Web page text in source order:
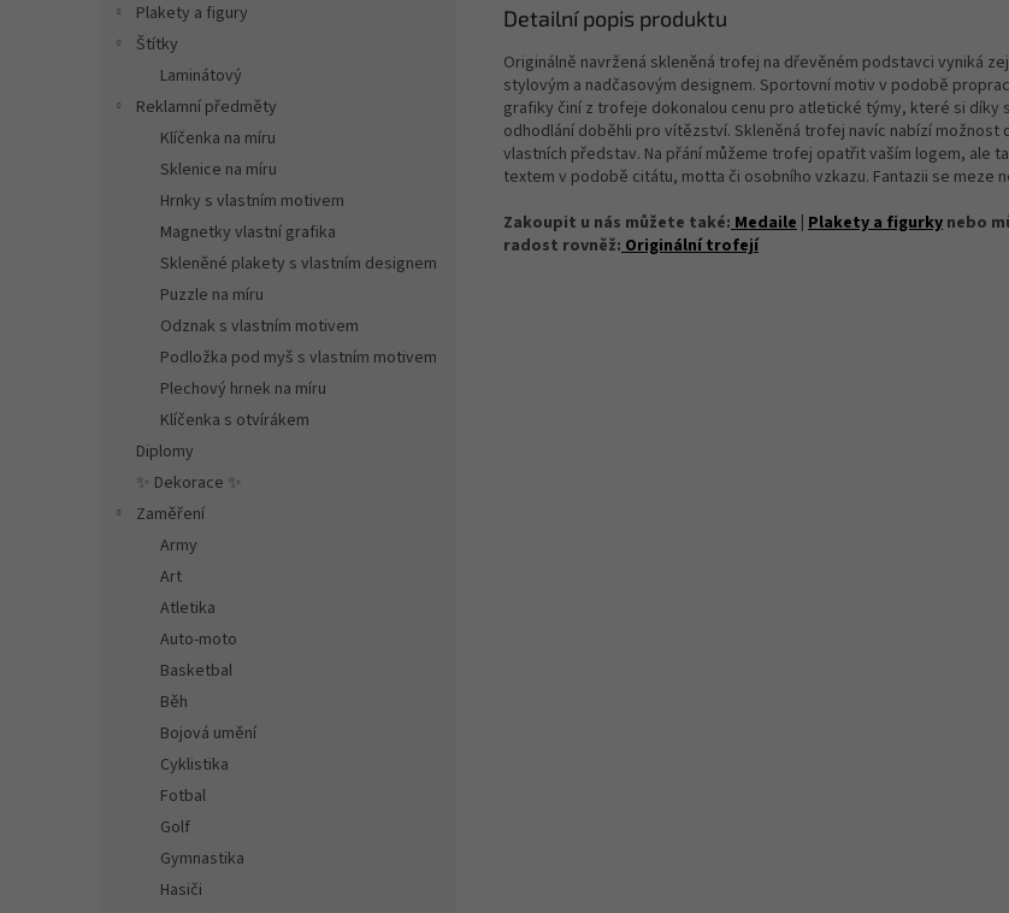
Plakety a figury
Štítky
Laminátový
Reklamní předměty
Klíčenka na míru
Sklenice na míru
Hrnky s vlastním motivem
Magnetky vlastní grafika
Skleněné plakety s vlastním designem
Puzzle na míru
Odznak s vlastním motivem
Podložka pod myš s vlastním motivem
Plechový hrnek na míru
Klíčenka s otvírákem
Diplomy
✨ Dekorace ✨
Zaměření
Army
Art
Atletika
Auto-moto
Basketbal
Běh
Bojová umění
Cyklistika
Fotbal
Golf
Gymnastika
Hasiči
Detailní popis produktu
Originálně navržená skleněná trofej na dřevěném podstavci vyniká
stylovým a nadčasovým designem. Sportovní motiv v podobě
grafiky činí z trofeje dokonalou cenu pro atletické týmy, které si díky
odhodlání doběhli pro vítězství. Skleněná trofej navíc nabízí možnost
vlastních představ. Na přání můžeme trofej opatřit vaším logem, ale
textem v podobě citátu, motta či osobního vzkazu. Fantazii se meze
Zakoupit u nás můžete také:Medaile Plakety a figurky nebo
radost rovněž:Originální trofejí